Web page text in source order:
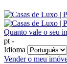
Quanto vale o seu
pt -
Idioma
Vender o meu